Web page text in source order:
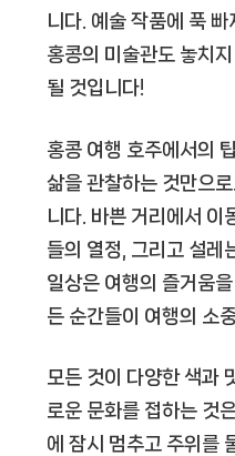
니다. 예술 작품에 푹
홍콩의 미술관도 놓치
될 것입니다!
홍콩 여행 호주에서의
삶을 관찰하는 것만으
니다. 바쁜 거리에서 이
들의 열정, 그리고 설레
일상은 여행의 즐거움
든 순간들이 여행의 소
모든 것이 다양한 색과
로운 문화를 접하는 것
에 잠시 멈추고 주위를